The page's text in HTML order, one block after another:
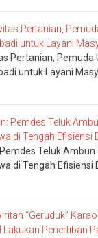
Pertanian, Pemuda
untuk Layani
Teluk Ambun
di Tengah Efisiensi